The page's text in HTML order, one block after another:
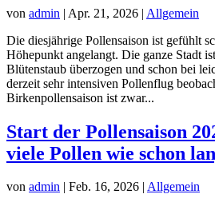
von admin | Apr. 21, 2026 | Allgemein
Die diesjährige Pollensaison ist gefühlt
Höhepunkt angelangt. Die ganze Stadt
Blütenstaub überzogen und schon bei
derzeit sehr intensiven Pollenflug
Birkenpollensaison ist zwar...
Start der Pollensaison
viele Pollen wie schon
von admin | Feb. 16, 2026 | Allgemein